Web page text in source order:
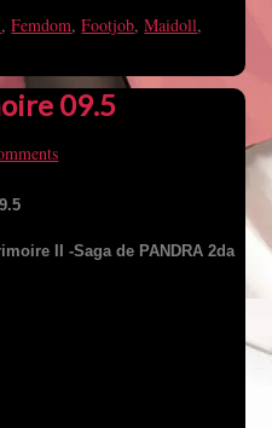
,Femdom,Footjob,Maidoll,
09.5
II -Saga de PANDRA 2da